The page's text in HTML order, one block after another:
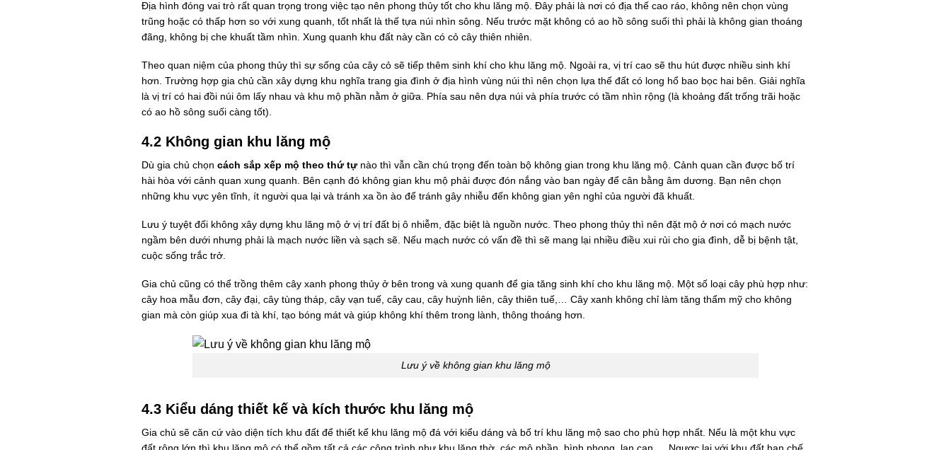
Địa hình đóng vai trò rất quan trọng trong việc tạo nên phong thủy tốt cho khu lăng mộ. Đây phải là nơi có địa thế cao ráo, không nên chọn vùng
trũng hoặc có thấp hơn so với xung quanh, tốt nhất là thế tựa núi nhìn sông. Nếu trước mặt không có ao hồ sông suối thì phải là không gian thoáng
đãng, không bị che khuất tầm nhìn. Xung quanh khu đất này cần có cỏ cây thiên nhiên.
Theo quan niệm của phong thủy thì sự sống của cây cỏ sẽ tiếp thêm sinh khí cho khu lăng mộ. Ngoài ra, vị trí cao sẽ thu hút được nhiều sinh khí
hơn. Trường hợp gia chủ cần xây dựng khu nghĩa trang gia đình ở địa hình vùng núi thì nên chọn lựa thế đất có long hổ bao bọc hai bên. Giải nghĩa
là vị trí có hai đồi núi ôm lấy nhau và khu mộ phần nằm ở giữa. Phía sau nên dựa núi và phía trước có tầm nhìn rộng (là khoảng đất trống trãi hoặc
có ao hồ sông suối càng tốt).
4.2 Không gian khu lăng mộ
Dù gia chủ chọn cách sắp xếp mộ theo thứ tựnào thì vẫn cần chú trọng đến toàn bộ không gian trong khu lăng mộ. Cảnh quan cần được bố trí
hài hòa với cảnh quan xung quanh. Bên cạnh đó không gian khu mộ phải được đón nắng vào ban ngày để cân bằng âm dương. Bạn nên chọn
những khu vực yên tĩnh, ít người qua lại và tránh xa ồn ào để tránh gây nhiễu đến không gian yên nghỉ của người đã khuất.
Lưu ý tuyệt đối không xây dựng khu lăng mộ ở vị trí đất bị ô nhiễm, đặc biệt là nguồn nước. Theo phong thủy thì nên đặt mộ ở nơi có mạch nước
ngầm bên dưới nhưng phải là mạch nước liền và sạch sẽ. Nếu mạch nước có vấn đề thì sẽ mang lại nhiều điều xui rủi cho gia đình, dễ bị bệnh tật,
cuộc sống trắc trở.
Gia chủ cũng có thể trồng thêm cây xanh phong thủy ở bên trong và xung quanh để gia tăng sinh khí cho khu lăng mộ. Một số loại cây phù hợp như:
cây hoa mẫu đơn, cây đại, cây tùng tháp, cây vạn tuế, cây cau, cây huỳnh liên, cây thiên tuế,… Cây xanh không chỉ làm tăng thẩm mỹ cho không
gian mà còn giúp xua đi tà khí, tạo bóng mát và giúp không khí thêm trong lành, thông thoáng hơn.
Lưu ý về không gian khu lăng mộ
4.3 Kiểu dáng thiết kế và kích thước khu lăng mộ
Gia chủ sẽ căn cứ vào diện tích khu đất để thiết kế khu lăng mộ đá với kiểu dáng và bố trí khu lăng mộ sao cho phù hợp nhất. Nếu là một khu vực
đất rộng lớn thì khu lăng mộ có thể gồm tất cả các công trình như khu lăng thờ, các mộ phần, bình phong, lan can,… Ngược lại với khu đất hạn chế